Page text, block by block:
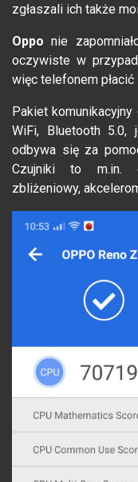
zgłaszali ich także
Opponie
oczywiste w
więc telefonem
Pakiet
WiFi, Bluetooth 5.0,
odbywa się za
Czujniki to m.in.
zbliżeniowy,